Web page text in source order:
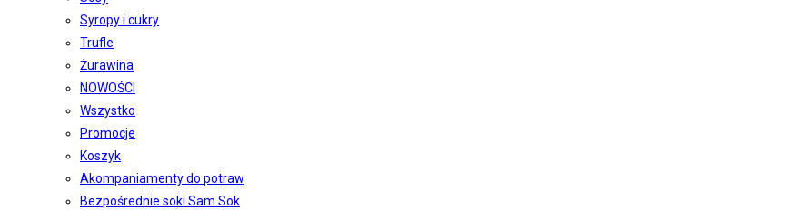
Syropy i cukry
Trufle
Żurawina
NOWOŚCI
Wszystko
Promocje
Koszyk
Akompaniamenty do potraw
Bezpośrednie soki Sam Sok